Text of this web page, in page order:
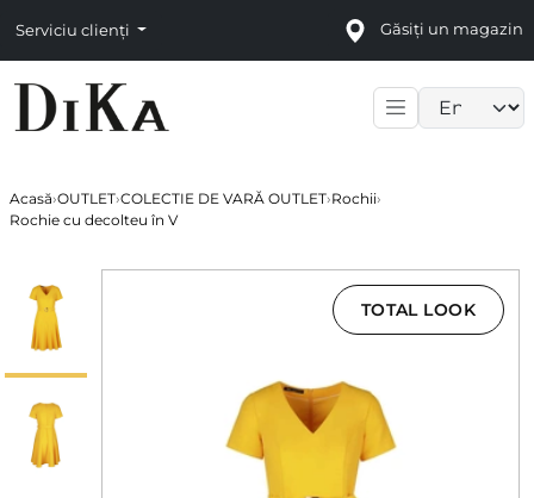
Serviciu clienți Găsiți un magazin
Acasă›OUTLET›COLECTIE DE VARĂ OUTLET›Rochii›
Rochie cu decolteu în V
TOTAL LOOK